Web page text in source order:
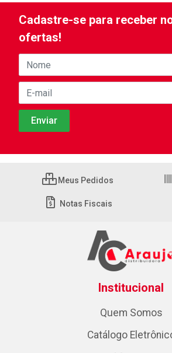
Cadastre-se para receber
ofertas!
Meus Pedidos
Notas Fiscais
Institucional
Quem Somos
Catálogo